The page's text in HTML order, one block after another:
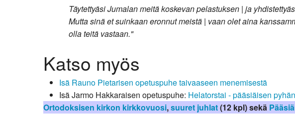
Täytettyäsi Jumalan meitä koskevan pelastuksen | ja
Mutta sinä et suinkaan eronnut meistä | vaan olet aina
olla teitä vastaan."
Katso myös
Isä Rauno Pietarisen opetuspuhe taivaaseen menemisestä
Isä Jarmo Hakkaraisen opetuspuhe: Helatorstai - pääsiäisen
Ortodoksisen kirkon kirkkovuosi,suuret juhlat(12 kpl) sekä